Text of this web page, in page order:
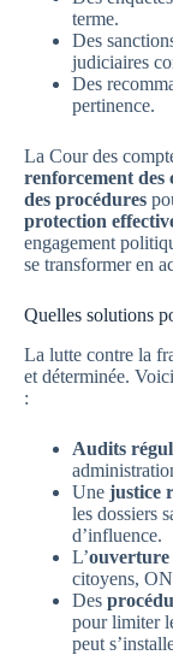
terme.
Des
judiciaires
Des
pertinence.
La Cour des
renforcement des
des procédures
protection
engagement
se transformer en
Quelles solutions
La lutte contre la
et déterminée.
:
Audits
Une justice
les dossiers
d’influence.
L’ouverture
citoyens,
Des
pour limiter
peut